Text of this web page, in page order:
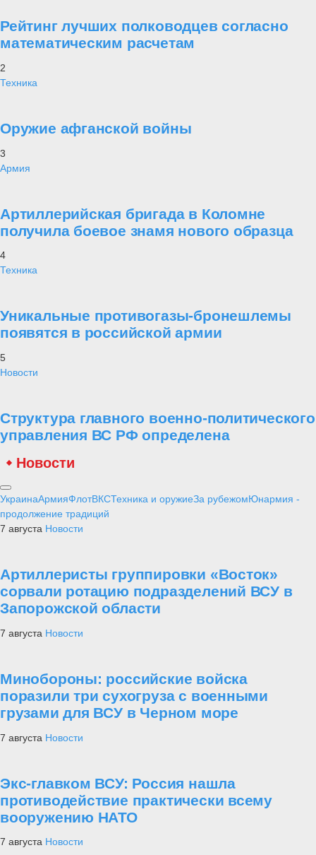
Рейтинг лучших полководцев согласно
математическим расчетам
2
Техника
Оружие афганской войны
3
Армия
Артиллерийская бригада в Коломне
получила боевое знамя нового образца
4
Техника
Уникальные противогазы-бронешлемы
появятся в российской армии
5
Новости
Структура главного военно-политического
управления ВС РФ определена
Новости
УкраинаАрмияФлотВКСТехника и оружиеЗа рубежомЮнармия -
продолжение традиций
7 августа Новости
Артиллеристы группировки «Восток»
сорвали ротацию подразделений ВСУ в
Запорожской области
7 августа Новости
Минобороны: российские войска
поразили три сухогруза с военными
грузами для ВСУ в Черном море
7 августа Новости
Экс-главком ВСУ: Россия нашла
противодействие практически всему
вооружению НАТО
7 августа Новости